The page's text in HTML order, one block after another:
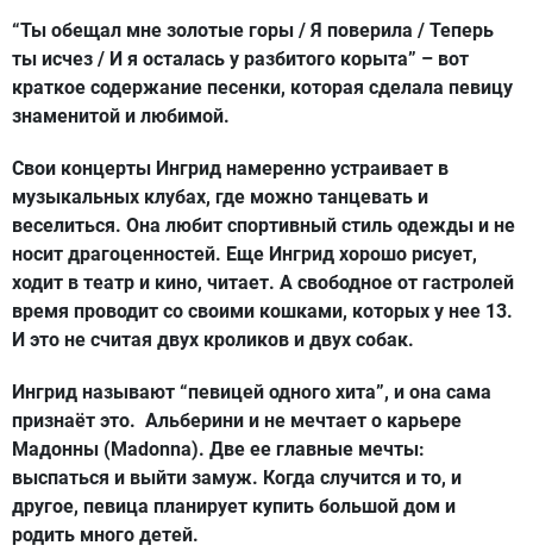
“Ты обещал мне золотые горы / Я поверила / Теперь
ты исчез / И я осталась у разбитого корыта” – вот
краткое содержание песенки, которая сделала певицу
знаменитой и любимой.
Свои концерты Ингрид намеренно устраивает в
музыкальных клубах, где можно танцевать и
веселиться. Она любит спортивный стиль одежды и не
носит драгоценностей. Еще Ингрид хорошо рисует,
ходит в театр и кино, читает. А свободное от гастролей
время проводит со своими кошками, которых у нее 13.
И это не считая двух кроликов и двух собак.
Ингрид называют “певицей одного хита”, и она сама
признаёт это. Альберини и не мечтает о карьере
Мадонны (Madonna). Две ее главные мечты:
выспаться и выйти замуж. Когда случится и то, и
другое, певица планирует купить большой дом и
родить много детей.